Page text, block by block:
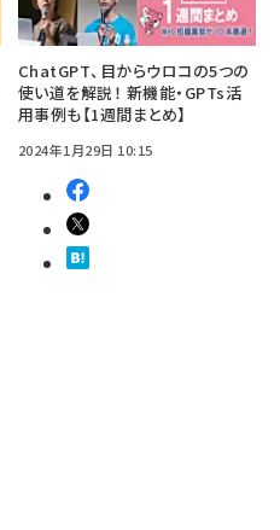
ChatGPT、目からウロコの5つの
使い道を解説！ 新機能・GPTs活
用事例も【1週間まとめ】
2024年1月29日 10:15